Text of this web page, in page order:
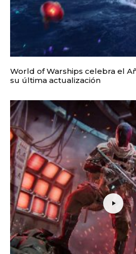
World of Warships celebra el
su última actualización